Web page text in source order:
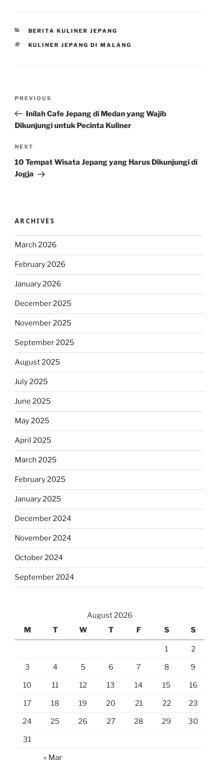
CATEGORIES
BERITA KULINER JEPANG
TAGS
KULINER JEPANG DI MALANG
Previous
Post
PREVIOUS
Inilah Cafe Jepang di Medan yang Wajib
Dikunjungi untuk Pecinta Kuliner
Next
Post
NEXT
10 Tempat Wisata Jepang yang Harus Dikunjungi di
Jogja
ARCHIVES
March 2026
February 2026
January 2026
December 2025
November 2025
September 2025
August 2025
July 2025
June 2025
May 2025
April 2025
March 2025
February 2025
January 2025
December 2024
November 2024
October 2024
September 2024
August 2026
M
T W T F S S
1 2
3 4 5 6 7 8 9
10 11 12 13 14 15 16
17 18 19 20 21 22 23
24 25 26 27 28 29 30
31
« Mar